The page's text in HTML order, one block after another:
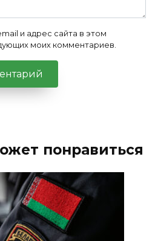
и адрес сайта в этом
моих комментариев.
понравиться